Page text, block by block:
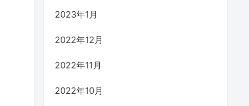
2023年1月
2022年12月
2022年11月
2022年10月